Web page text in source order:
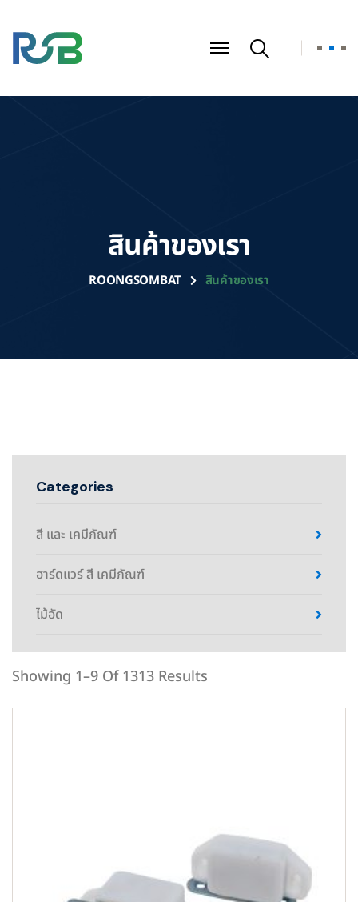
สินค้าของเรา
ROONGSOMBAT สินค้าของเรา
Categories
สี และ เคมีภัณฑ์
ฮาร์ดแวร์ สี เคมีภัณฑ์
ไม้อัด
Showing 1–9 Of 1313 Results